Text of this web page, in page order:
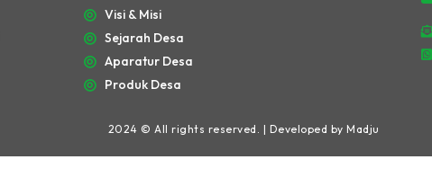
Visi & Misi
Sejarah Desa
Aparatur Desa
Produk Desa
2024 © All rights reserved. | Developed by Madju